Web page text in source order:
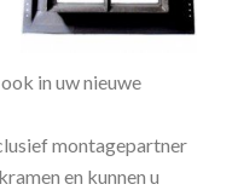
in uw nieuwe
montagepartner
en kunnen u